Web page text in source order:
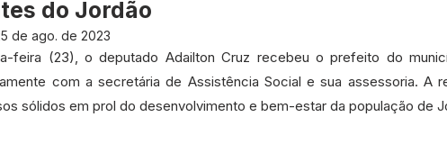
Projetos e Emendas
do Jordão
de ago. de 2023
feira (23), o deputado Adailton Cruz recebeu o prefeito do
com a secretária de Assistência Social e sua assessoria. A
sólidos em prol do desenvolvimento e bem-estar da população de